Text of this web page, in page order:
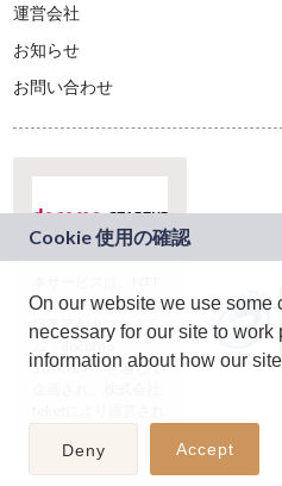
運営会社
お知らせ
お問い合わせ
ドコモグループの新
規事業創出プログラ
ム「docomo
STARTUP」を通じて
On our website we use some
necessary for our site to
information about how our
Deny Accept